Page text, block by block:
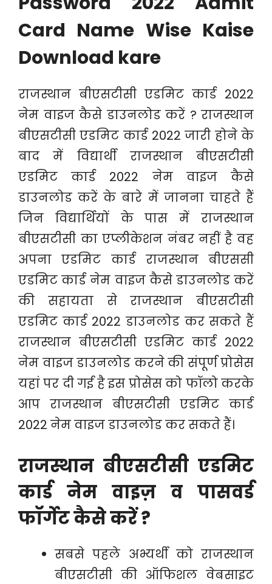
Card Name Wise Kaise
Download kare
राजस्थान बीएसटीसी एडमिट कार्ड 2022
नेम वाइज कैसे डाउनलोड करें ? राजस्थान
बीएसटीसी एडमिट कार्ड 2022 जारी होने के
बाद में विद्यार्थी राजस्थान बीएसटीसी
एडमिट कार्ड 2022 नेम वाइज कैसे
डाउनलोड करें के बारे में जानना चाहते हैं
जिन विद्यार्थियों के पास में राजस्थान
बीएसटीसी का एप्लीकेशन नंबर नहीं है वह
अपना एडमिट कार्ड राजस्थान बीएससी
एडमिट कार्ड नेम वाइज कैसे डाउनलोड करें
की सहायता से राजस्थान बीएसटीसी
एडमिट कार्ड 2022 डाउनलोड कर सकते हैं
राजस्थान बीएसटीसी एडमिट कार्ड 2022
नेम वाइज डाउनलोड करने की संपूर्ण प्रोसेस
यहां पर दी गई है इस प्रोसेस को फॉलो करके
आप राजस्थान बीएसटीसी एडमिट कार्ड
2022 नेम वाइज डाउनलोड कर सकते हैं।
राजस्थान बीएसटीसी एडमिट
कार्ड नेम वाइज़ व पासवर्ड
फॉर्गेट कैसे करें ?
सबसे पहले अभ्यर्थी को राजस्थान
बीएसटीसी की ऑफिशल वेबसाइट